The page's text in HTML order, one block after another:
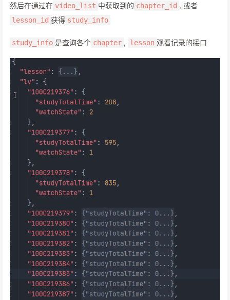
然后在通过在 video_list 中获取到的 chapter_id , 或者
lesson_id 获得 study_info
study_info 是查询各个 chapter , lesson 观看记录的接口